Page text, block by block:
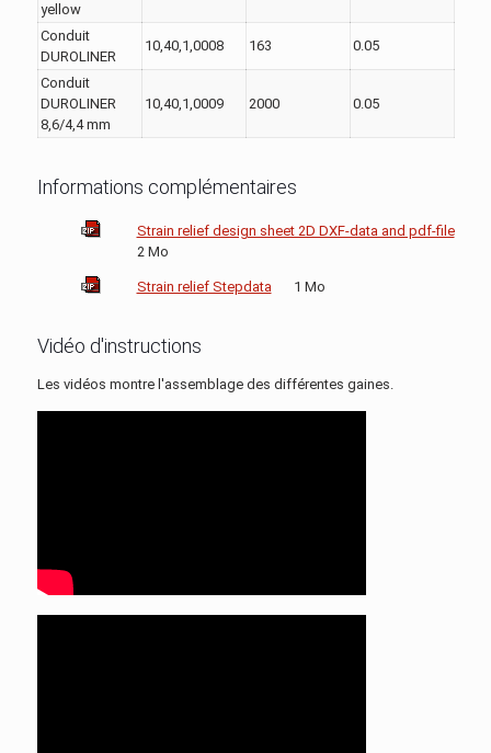
yellow
Conduit
DUROLINER
10,40,1,0008 163 0.05
Conduit
DUROLINER
8,6/4,4 mm
10,40,1,0009 2000 0.05
Informations complémentaires
Strain relief design sheet 2D DXF-data and pdf-file
2 Mo
Strain relief Stepdata 1 Mo
Vidéo d'instructions
Les vidéos montre l'assemblage des différentes gaines.